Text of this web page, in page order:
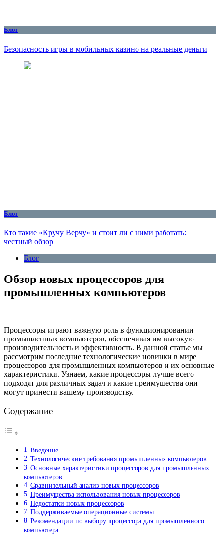
Блог
Безопасность игры в мобильных казино на реальные деньги
Блог
Кто такие «Кручу Верчу» и стоит ли с ними работать:
честный обзор
Блог
Обзор новых процессоров для
промышленных компьютеров
Процессоры играют важную роль в функционировании
промышленных компьютеров, обеспечивая им высокую
производительность и эффективность. В данной статье мы
рассмотрим последние технологические новинки в мире
процессоров для промышленных компьютеров и их основные
характеристики. Узнаем, какие процессоры лучше всего
подходят для различных задач и какие преимущества они
могут принести вашему производству.
Содержание
Введение
Технологические требования промышленных компьютеров
Основные характеристики процессоров для промышленных
компьютеров
Сравнительный анализ новых процессоров
Преимущества использования новых процессоров
Недостатки новых процессоров
Поддерживаемые операционные системы
Рекомендации по выбору процессора для промышленного
компьютера